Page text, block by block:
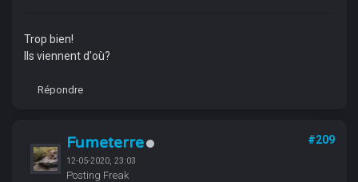
Trop bien!
Ils viennent d'où?
Répondre
Fumeterre
12-05-2020, 23:03
Posting Freak
#209